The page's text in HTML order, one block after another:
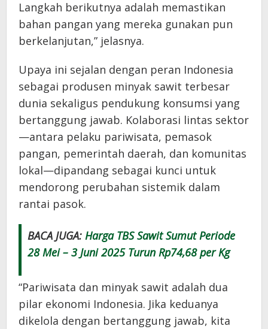
Langkah berikutnya adalah memastikan
bahan pangan yang mereka gunakan pun
berkelanjutan,” jelasnya.
Upaya ini sejalan dengan peran Indonesia
sebagai produsen minyak sawit terbesar
dunia sekaligus pendukung konsumsi yang
bertanggung jawab. Kolaborasi lintas sektor
—antara pelaku pariwisata, pemasok
pangan, pemerintah daerah, dan komunitas
lokal—dipandang sebagai kunci untuk
mendorong perubahan sistemik dalam
rantai pasok.
BACA JUGA: Harga TBS Sawit Sumut Periode
28 Mei – 3 Juni 2025 Turun Rp74,68 per Kg
“Pariwisata dan minyak sawit adalah dua
pilar ekonomi Indonesia. Jika keduanya
dikelola dengan bertanggung jawab, kita